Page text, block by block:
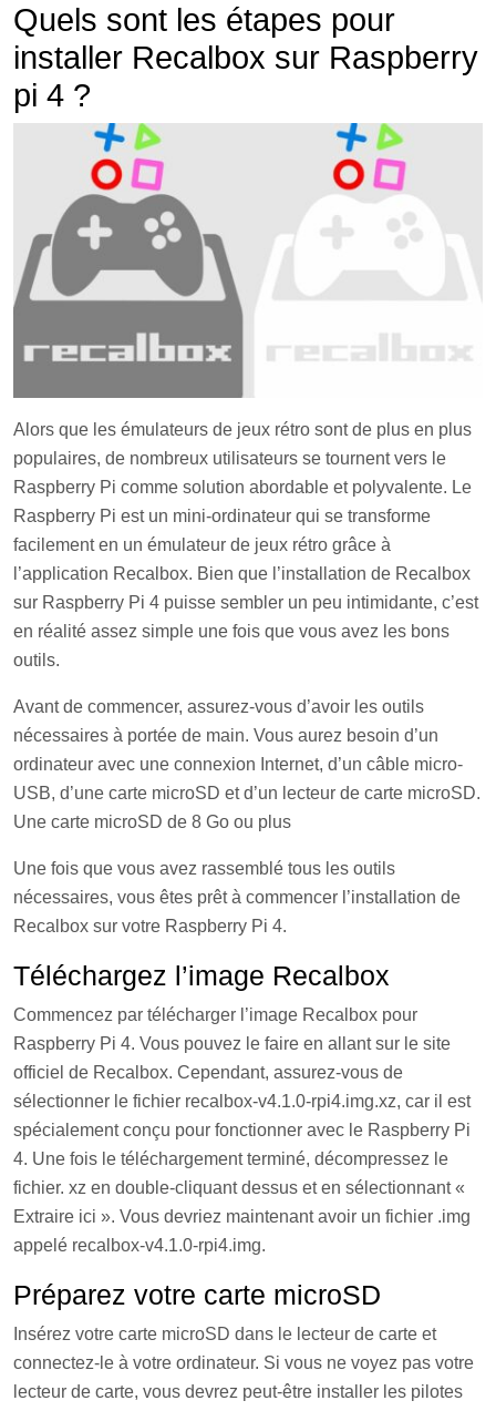
Quels sont les étapes pour
installer Recalbox sur Raspberry
pi 4 ?
Alors que les émulateurs de jeux rétro sont de plus en plus
populaires, de nombreux utilisateurs se tournent vers le
Raspberry Pi comme solution abordable et polyvalente. Le
Raspberry Pi est un mini-ordinateur qui se transforme
facilement en un émulateur de jeux rétro grâce à
l’application Recalbox. Bien que l’installation de Recalbox
sur Raspberry Pi 4 puisse sembler un peu intimidante, c’est
en réalité assez simple une fois que vous avez les bons
outils.
Avant de commencer, assurez-vous d’avoir les outils
nécessaires à portée de main. Vous aurez besoin d’un
ordinateur avec une connexion Internet, d’un câble micro-
USB, d’une carte microSD et d’un lecteur de carte microSD.
Une carte microSD de 8 Go ou plus
Une fois que vous avez rassemblé tous les outils
nécessaires, vous êtes prêt à commencer l’installation de
Recalbox sur votre Raspberry Pi 4.
Téléchargez l’image Recalbox
Commencez par télécharger l’image Recalbox pour
Raspberry Pi 4. Vous pouvez le faire en allant sur le site
officiel de Recalbox. Cependant, assurez-vous de
sélectionner le fichier recalbox-v4.1.0-rpi4.img.xz, car il est
spécialement conçu pour fonctionner avec le Raspberry Pi
4. Une fois le téléchargement terminé, décompressez le
fichier. xz en double-cliquant dessus et en sélectionnant «
Extraire ici ». Vous devriez maintenant avoir un fichier .img
appelé recalbox-v4.1.0-rpi4.img.
Préparez votre carte microSD
Insérez votre carte microSD dans le lecteur de carte et
connectez-le à votre ordinateur. Si vous ne voyez pas votre
lecteur de carte, vous devrez peut-être installer les pilotes